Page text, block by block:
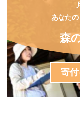
あなた
森
寄